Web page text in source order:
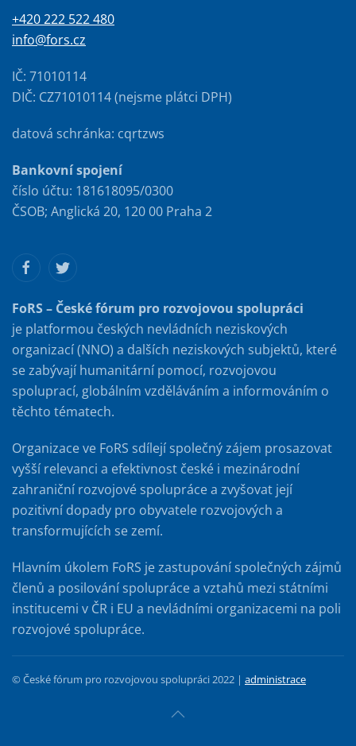
+420 222 522 480
info@fors.cz
IČ: 71010114
DIČ: CZ71010114 (nejsme plátci DPH)
datová schránka: cqrtzws
Bankovní spojení
číslo účtu: 181618095/0300
ČSOB; Anglická 20, 120 00 Praha 2
FoRS – České fórum pro rozvojovou spolupráci
je platformou českých nevládních neziskových
organizací (NNO) a dalších neziskových subjektů, které
se zabývají humanitární pomocí, rozvojovou
spoluprací, globálním vzděláváním a informováním o
těchto tématech.
Organizace ve FoRS sdílejí společný zájem prosazovat
vyšší relevanci a efektivnost české i mezinárodní
zahraniční rozvojové spolupráce a zvyšovat její
pozitivní dopady pro obyvatele rozvojových a
transformujících se zemí.
Hlavním úkolem FoRS je zastupování společných zájmů
členů a posilování spolupráce a vztahů mezi státními
institucemi v ČR i EU a nevládními organizacemi na poli
rozvojové spolupráce.
© České fórum pro rozvojovou spolupráci 2022 | administrace